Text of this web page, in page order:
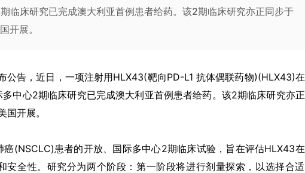
临床研究已完成澳大利亚首例患者给药。该2期临床研究亦正同步于
开展。
告，近日，一项注射用HLX43(靶向PD-L1 抗体偶联药物)(HLX43)
中心2期临床研究已完成澳大利亚首例患者给药。该2期临床研究亦
开展。
(NSCLC)患者的开放、国际多中心2期临床试验，旨在评估HLX43
安全性。研究分为两个阶段：第一阶段将进行剂量探索，以选择合